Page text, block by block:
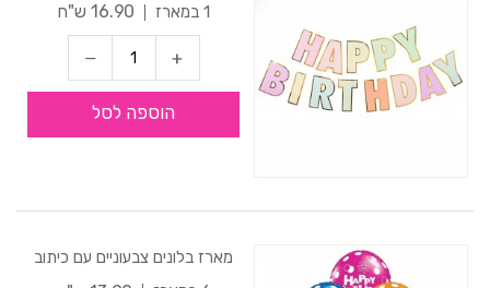
1 במארז
16.90 ש"ח
הוספה לסל
מארז בלונים צבעוניים עם כיתוב